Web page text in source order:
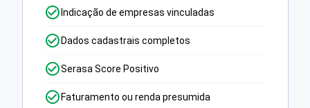
Indicação de empresas vinculadas
Dados cadastrais completos
Serasa Score Positivo
Faturamento ou renda presumida